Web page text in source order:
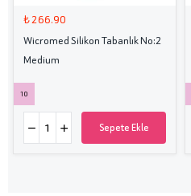
₺ 266.90
Wicromed Silikon Tabanlık No:2
Medium
10
Sepete Ekle